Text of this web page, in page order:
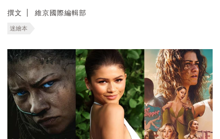
撰文 維京國際編輯部
迷繪本